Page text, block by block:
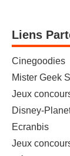
Liens
Cinegoodies
Mister Geek
Jeux
Disney-
Ecranbis
Jeux